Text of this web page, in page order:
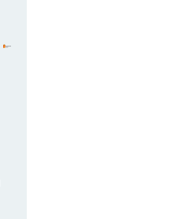
Organisationens